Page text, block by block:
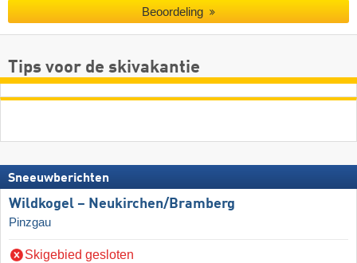
Beoordeling
Tips voor de skivakantie
Sneeuwberichten
Wildkogel – Neukirchen/​Bramberg
Pinzgau
Skigebied gesloten